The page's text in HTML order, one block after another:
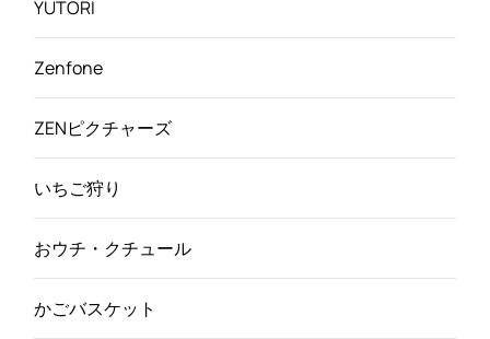
YUTORI
Zenfone
ZENピクチャーズ
いちご狩り
おウチ・クチュール
かごバスケット